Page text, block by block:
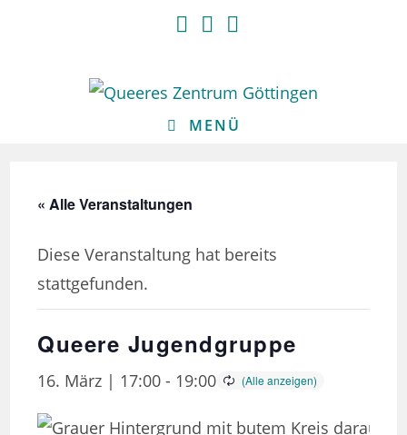
MENÜ
« Alle Veranstaltungen
Diese Veranstaltung hat bereits
stattgefunden.
Queere Jugendgruppe
16. März | 17:00 - 19:00